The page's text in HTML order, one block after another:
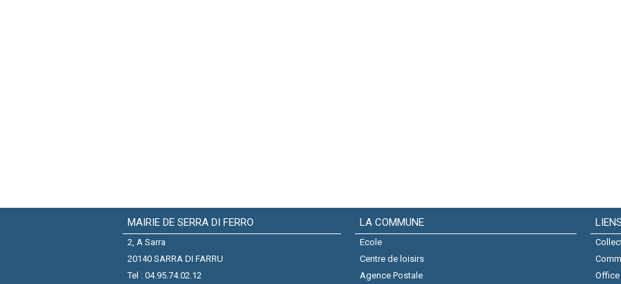
MAIRIE DE SERRA DI FERRO
2, A Sarra
20140 SARRA DI FARRU
Tel : 04.95.74.02.12
LA COMMUNE
Ecole
Centre de loisirs
Agence Postale
Office